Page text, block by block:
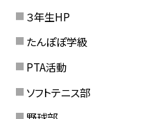
３年生HP
たんぽぽ学級
PTA活動
ソフトテニス部